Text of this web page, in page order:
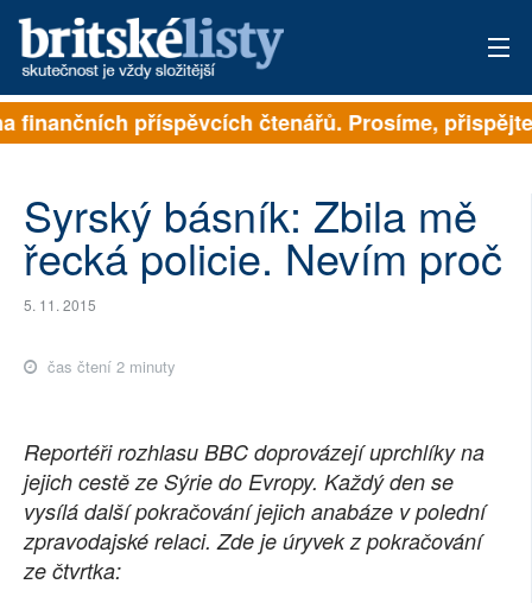
PŘIHLÁSIT
ARCHIV
AUTOŘI
PŘÍSPĚVKY NA PROVOZ
SOCIÁLNÍ SÍTĚ
příspěvcích čtenářů. Prosíme, přispějte.
Syrský básník: Zbila mě
řecká policie. Nevím proč
5. 11. 2015
čas čtení 2 minuty
Reportéři rozhlasu BBC doprovázejí uprchlíky na
jejich cestě ze Sýrie do Evropy. Každý den se
vysílá další pokračování jejich anabáze v polední
zpravodajské relaci. Zde je úryvek z pokračování
ze čtvrtka: